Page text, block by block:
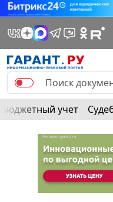
Бюджетный учет